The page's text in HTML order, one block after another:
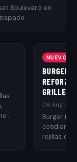
Boulevard en
NUEVO
BURGER
GRILLED
06 Aug
Burger
rejillas de